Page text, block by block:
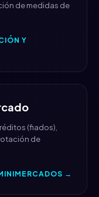
de medidas de
Y
(fiados),
de
→